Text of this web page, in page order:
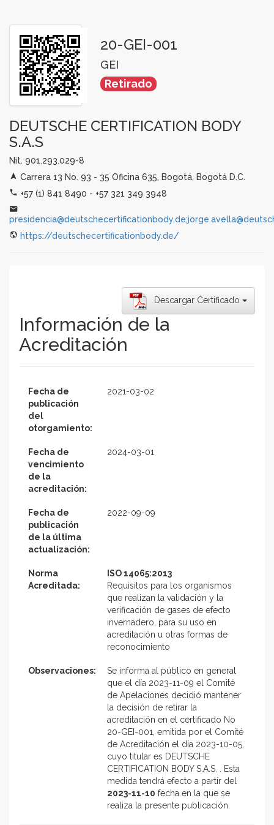
20-GEI-001
GEI
Retirado
DEUTSCHE CERTIFICATION BODY
S.A.S
Nit. 901.293.029-8
Carrera 13 No. 93 - 35 Oficina 635, Bogotá, Bogotá D.C.
+57 (1) 841 8490 - +57 321 349 3948
https://deutschecertificationbody.de/
Descargar Certificado
Información de la
Acreditación
Fecha de
publicación
del
otorgamiento:
2021-03-02
Fecha de
vencimiento
de la
acreditación:
2024-03-01
Fecha de
publicación
de la última
actualización:
2022-09-09
Norma
Acreditada:
ISO 14065:2013
Requisitos para los organismos
que realizan la validación y la
verificación de gases de efecto
invernadero, para su uso en
acreditación u otras formas de
reconocimiento
Observaciones:
Se informa al público en general
que el día 2023-11-09 el Comité
de Apelaciones decidió mantener
la decisión de retirar la
acreditación en el certificado No
20-GEI-001, emitida por el Comité
de Acreditación el día 2023-10-05,
cuyo titular es DEUTSCHE
CERTIFICATION BODY S.A.S. . Esta
medida tendrá efecto a partir del
2023-11-10 fecha en la que se
realiza la presente publicación.